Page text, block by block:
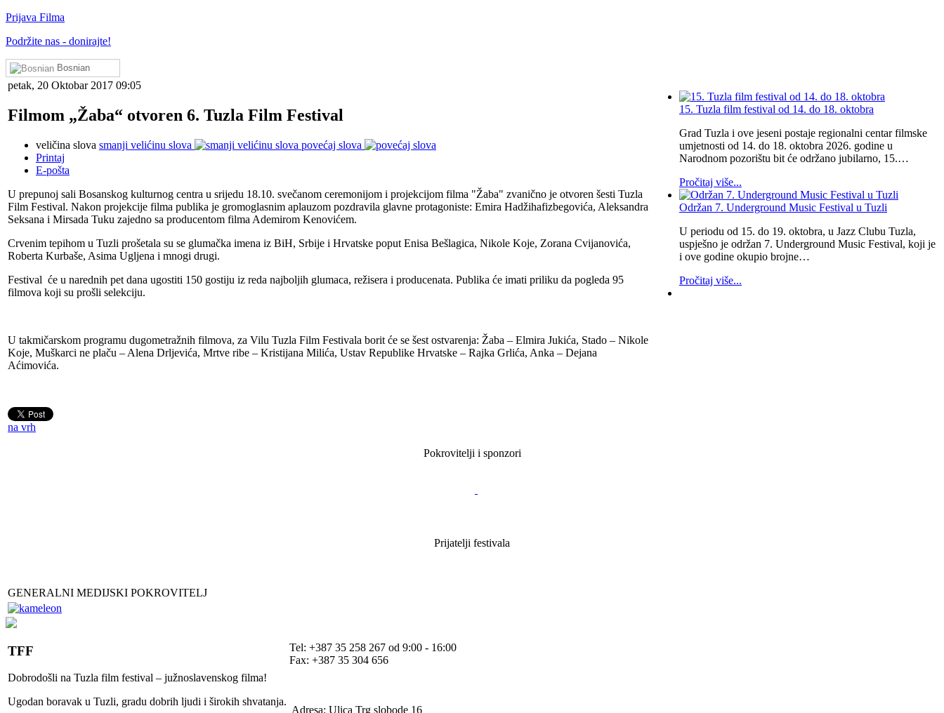
Prijava Filma
Podržite nas - donirajte!
Bosnian
petak, 20 Oktobar 2017 09:05
Filmom „Žaba“ otvoren 6. Tuzla Film Festival
veličina slova smanji velićinu slova
povećaj slova
Printaj
E-pošta
U prepunoj sali Bosanskog kulturnog centra u srijedu 18.10. svečanom ceremonijom i projekcijom filma "Žaba" zvanično je otvoren šesti Tuzla
Film Festival. Nakon projekcije filma publika je gromoglasnim aplauzom pozdravila glavne protagoniste: Emira Hadžihafizbegovića, Aleksandra
Seksana i Mirsada Tuku zajedno sa producentom filma Ademirom Kenovićem.
Crvenim tepihom u Tuzli prošetala su se glumačka imena iz BiH, Srbije i Hrvatske poput Enisa Bešlagica, Nikole Koje, Zorana Cvijanovića,
Roberta Kurbaše, Asima Ugljena i mnogi drugi.
Festival će u narednih pet dana ugostiti 150 gostiju iz reda najboljih glumaca, režisera i producenata. Publika će imati priliku da pogleda 95
filmova koji su prošli selekciju.
U takmičarskom programu dugometražnih filmova, za Vilu Tuzla Film Festivala borit će se šest ostvarenja: Žaba – Elmira Jukića, Stado – Nikole
Koje, Muškarci ne plaču – Alena Drljevića, Mrtve ribe – Kristijana Milića, Ustav Republike Hrvatske – Rajka Grlića, Anka – Dejana
Aćimovića.
na vrh
15. Tuzla film festival od 14. do 18. oktobra
Grad Tuzla i ove jeseni postaje regionalni centar filmske
umjetnosti od 14. do 18. oktobra 2026. godine u
Narodnom pozorištu bit će održano jubilarno, 15.…
Pročitaj više...
Održan 7. Underground Music Festival u Tuzli
U periodu od 15. do 19. oktobra, u Jazz Clubu Tuzla,
uspješno je održan 7. Underground Music Festival, koji je
i ove godine okupio brojne…
Pročitaj više...
Pokrovitelji i sponzori
Prijatelji festivala
GENERALNI MEDIJSKI POKROVITELJ
TFF
Dobrodošli na Tuzla film festival – južnoslavenskog filma!
Ugodan boravak u Tuzli, gradu dobrih ljudi i širokih shvatanja.
Tel: +387 35 258 267 od 9:00 - 16:00
Fax: +387 35 304 656
Adresa: Ulica Trg slobode 16